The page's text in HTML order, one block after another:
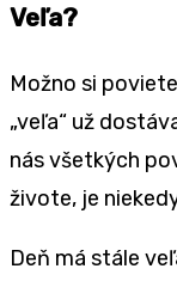
Veľa?
Možno si
„veľa“ už
nás všetkých
živote, je
Deň má stále